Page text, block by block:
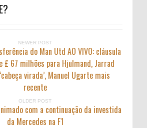
NEWER POST
do Man Utd AO VIVO: cláusula
£ 67 milhões para Hjulmand, Jarrad
virada’, Manuel Ugarte mais
recente
OLDER POST
com a continuação da investida
da Mercedes na F1